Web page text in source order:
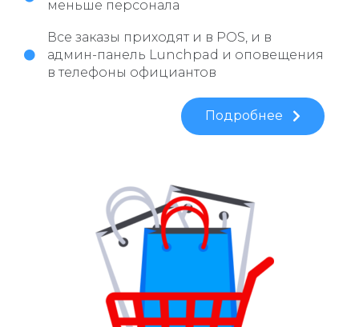
меньше персонала
Все заказы приходят и в POS, и в
админ-панель Lunchpad и оповещения
в телефоны официантов
Подробнее